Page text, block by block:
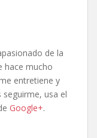
de la
hace mucho
entretiene y
seguirme, usa el
Google+.